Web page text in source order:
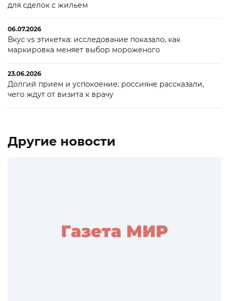
для сделок с жильем
06.07.2026
Вкус vs этикетка: исследование показало, как
маркировка меняет выбор мороженого
23.06.2026
Долгий прием и успокоение: россияне рассказали,
чего ждут от визита к врачу
Другие новости